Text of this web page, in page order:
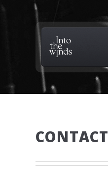
CONTACT